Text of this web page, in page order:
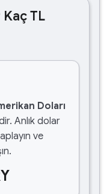
Kaç TL
Doları
Anlık dolar
ve